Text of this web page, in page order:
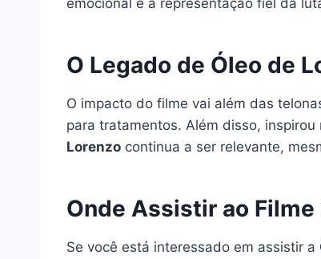
O Legado de Óleo de
O impacto do filme vai além das
para tratamentos. Além disso,
Lorenzo continua a ser relevante,
Onde Assistir ao Filme
Se você está interessado em assistir a